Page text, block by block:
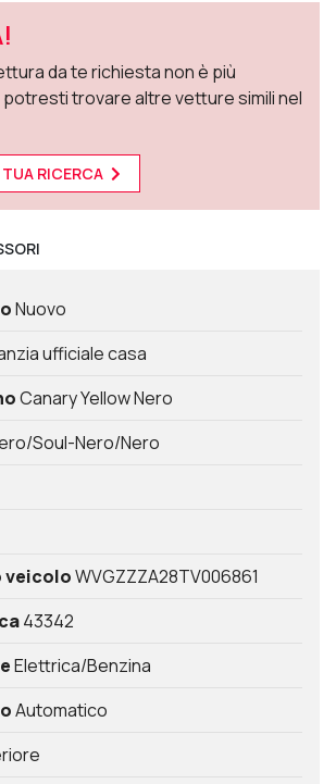
da te richiesta non è più
potresti trovare altre vetture simili nel
RICERCA
Nuovo
ufficiale casa
Canary Yellow Nero
Soul-Nero/Nero
veicoloWVGZZZA28TV006861
43342
Elettrica/Benzina
Automatico